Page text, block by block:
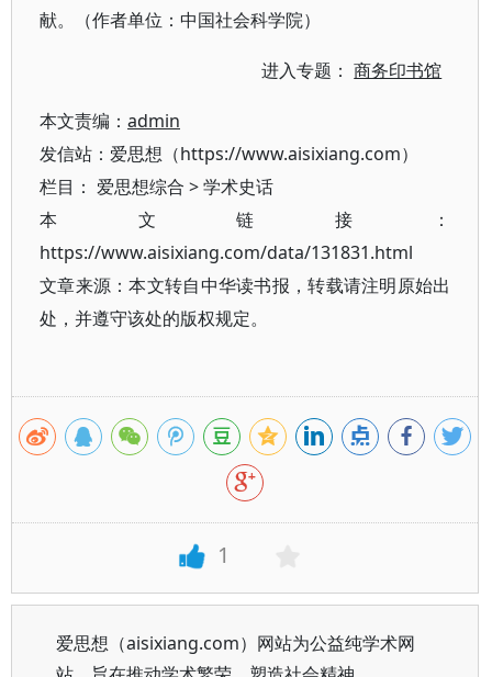
献。（作者单位：中国社会科学院）
进入专题：商务印书馆
本文责编： admin
发信站：爱思想（https://www.aisixiang.com）
栏目： 爱思想综合 >学术史话
本文链接：
https://www.aisixiang.com/data/131831.html
文章来源：本文转自中华读书报，转载请注明原始出
处，并遵守该处的版权规定。
1
爱思想（aisixiang.com）网站为公益纯学术网